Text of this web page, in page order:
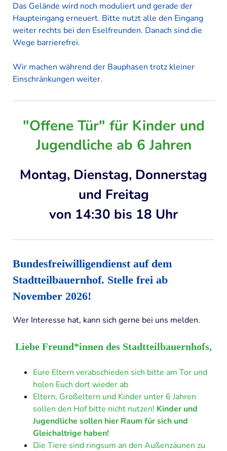
Das Gelände wird noch moduliert und gerade der
Haupteingang erneuert. Bitte nutzt alle den Eingang
weiter rechts bei den Eselfreunden. Danach sind die
Wege barrierefrei.
Wir machen während der Bauphasen trotz kleiner
Einschränkungen weiter.
"Offene Tür" für Kinder und
Jugendliche ab 6 Jahren
Montag, Dienstag, Donnerstag
und Freitag
von 14:30 bis 18 Uhr
Bundesfreiwilligendienst auf dem
Stadtteilbauernhof. Stelle frei ab
November 2026!
Wer Interesse hat, kann sich gerne bei uns melden.
Liebe Freund*innen des Stadtteilbauernhofs,
Eure Eltern verabschieden sich bitte am Tor und
holen Euch dort wieder ab
Eltern, Großeltern und Kinder unter 6 Jahren
sollen den Hof bitte nicht nutzen! Kinder und
Jugendliche sollen hier Raum für sich und
Gleichaltrige haben!
Die Tiere sind ringsum an den Außenzäunen zu